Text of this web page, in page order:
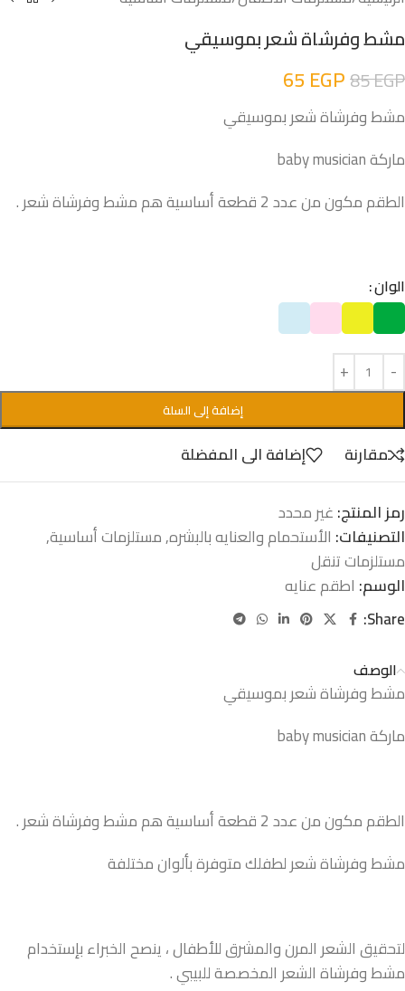
مشط وفرشاة شعر بموسيقي
85EGP
65EGP
مشط وفرشاة شعر بموسيقي
ماركة baby musician
الطقم مكون من عدد 2 قطعة أساسية هم مشط وفرشاة شعر .
الوان
إضافة إلى السلة
مقارنة
إضافة الى المفضلة
رمز المنتج:غير محدد
التصنيفات: الأستحمام والعنايه بالبشره,مستلزمات أساسية,
مستلزمات تنقل
الوسم: اطقم عنايه
Share:
الوصف
مشط وفرشاة شعر بموسيقي
ماركة baby musician
الطقم مكون من عدد 2 قطعة أساسية هم مشط وفرشاة شعر .
مشط وفرشاة شعر لطفلك متوفرة بألوان مختلفة
لتحقيق الشعر المرن والمشرق للأطفال ، ينصح الخبراء بإستخدام
مشط وفرشاة الشعر المخصصة للبيبي .